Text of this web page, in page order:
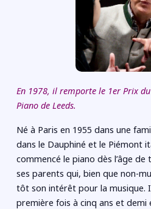
En 1978, il remporte le 1er Prix
Piano de Leeds.
Né à Paris en 1955 dans une
dans le Dauphiné et le Piémont
commencé le piano dès l’âge
ses parents qui, bien que non-
tôt son intérêt pour la musique.
première fois à cinq ans et demi